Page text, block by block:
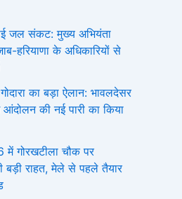
जल संकट: मुख्य अभियंता
हरियाणा के अधिकारियों से
का बड़ा ऐलान: भावलदेसर
की नई पारी का किया
में गोरखटीला चौक पर
बड़ी राहत, मेले से पहले तैयार